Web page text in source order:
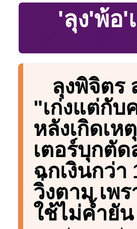
'ลุง'พ้อ'
ลุงพิจิตร
"เก่งแต่กั
หลังเกิดเ
เตอร์บุกตัด
ฉกเงินกว่
วิ่งตาม เพ
ใช้ไม่ค้ำยัน